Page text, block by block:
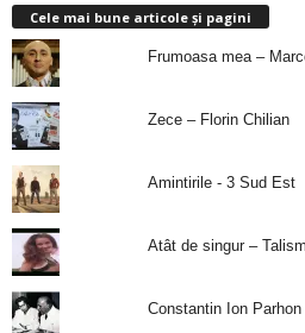
Cele mai bune articole și pagini
Frumoasa mea –
Zece – Florin Chilian
Amintirile - 3 Sud Est
Atât de singur –
Constantin Ion